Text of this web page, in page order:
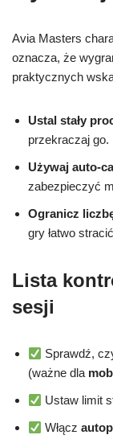
Avia Masters
oznacza, że
praktycznych
Ustal stały
przekraczaj go.
Używaj
zabezpieczyć
Ogranicz
gry łatwo
Lista
sesji
Sprawdź,
(ważne dla
Ustaw limit
Włącz